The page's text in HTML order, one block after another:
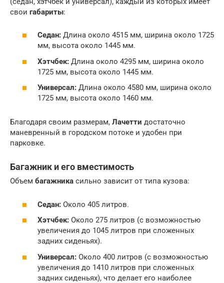
свои габариты:
Седан: Длина около 4515 мм, ширина около 1725
мм, высота около 1445 мм.
Хэтчбек: Длина около 4295 мм, ширина около
1725 мм, высота около 1445 мм.
Универсал: Длина около 4580 мм, ширина около
1725 мм, высота около 1460 мм.
Благодаря своим размерам, Лачетти достаточно
маневренный в городском потоке и удобен при
парковке.
Багажник и его вместимость
Объем багажника сильно зависит от типа кузова:
Седан: Около 405 литров.
Хэтчбек: Около 275 литров (с возможностью
увеличения до 1045 литров при сложенных
задних сиденьях).
Универсал: Около 400 литров (с возможностью
увеличения до 1410 литров при сложенных
задних сиденьях), что делает его наиболее